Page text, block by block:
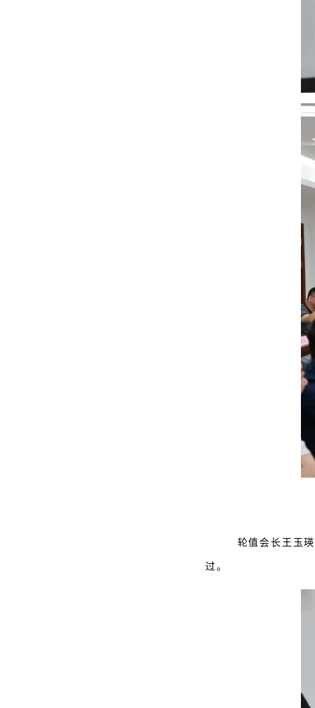
轮值会长王玉
过。